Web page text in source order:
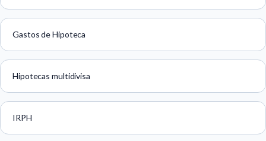
Gastos de Hipoteca
Hipotecas multidivisa
IRPH